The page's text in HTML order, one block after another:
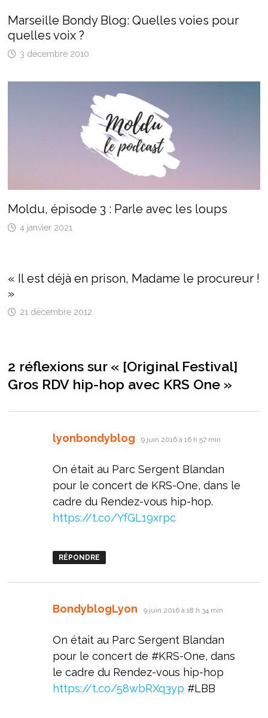
Marseille Bondy Blog: Quelles voies pour
quelles voix ?
3 décembre 2010
Moldu, épisode 3 : Parle avec les loups
4 janvier 2021
« Il est déjà en prison, Madame le procureur !
»
21 décembre 2012
2 réflexions sur « [Original Festival]
Gros RDV hip-hop avec KRS One»
lyonbondyblog dit :
9 juin 2016 à 16 h 57 min
On était au Parc Sergent Blandan
pour le concert de KRS-One, dans le
cadre du Rendez-vous hip-hop.
https://t.co/YfGL19xrpc
RÉPONDRE
BondyblogLyon dit :
9 juin 2016 à 18 h 34 min
On était au Parc Sergent Blandan
pour le concert de #KRS-One, dans
le cadre du Rendez-vous hip-hop
https://t.co/58wbRXq3yp #LBB